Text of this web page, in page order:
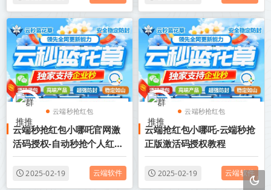
云端秒抢红包
微信抢红包软件
云端秒抢红包小哪吒官网激
活码授权-自动秒抢个人红包-
自动秒抢群红包
2025-02-19 云端软件
云端秒抢红包
微信抢红包软件
云端抢红包小哪吒-云端秒抢
正版激活码授权教程
2025-02-19 云端软件